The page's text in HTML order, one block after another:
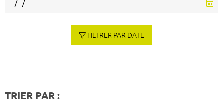
FILTRER PAR DATE
TRIER PAR :